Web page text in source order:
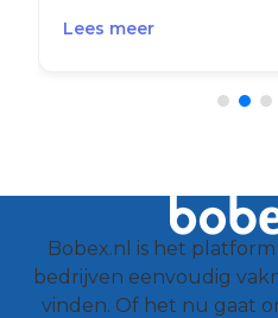
Lees meer
Bobex.nl is het
bedrijven eenvoudig
vinden. Of het nu gaat